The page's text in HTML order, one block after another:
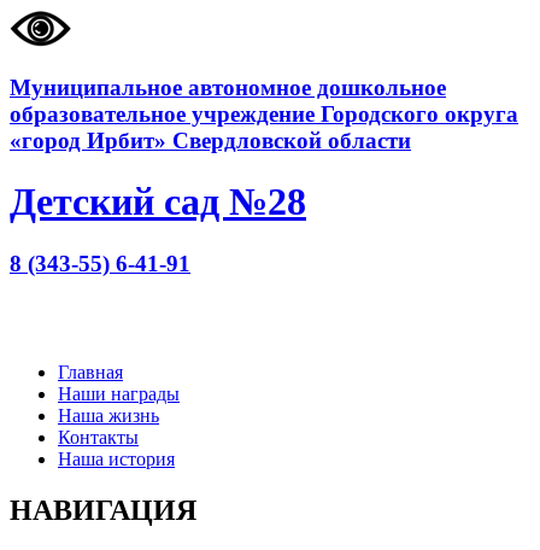
Муниципальное автономное дошкольное
образовательное учреждение Городского округа
«город Ирбит» Свердловской области
Детский сад №28
8 (343-55) 6-41-91
Главная
Наши награды
Наша жизнь
Контакты
Наша история
НАВИГАЦИЯ